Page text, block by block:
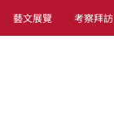
藝文展覽 考察拜訪